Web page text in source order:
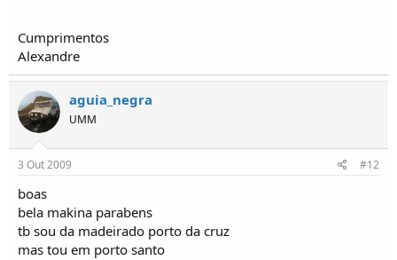
Cumprimentos
Alexandre
aguia_negra
UMM
3 Out 2009 #12
boas
bela makina parabens
tb sou da madeirado porto da cruz
mas tou em porto santo